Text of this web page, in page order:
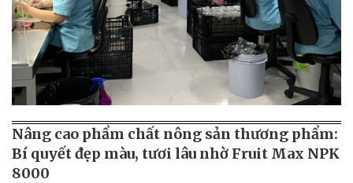
Nâng cao phẩm chất nông sản thương phẩm:
Bí quyết đẹp màu, tươi lâu nhờ Fruit Max NPK
8000